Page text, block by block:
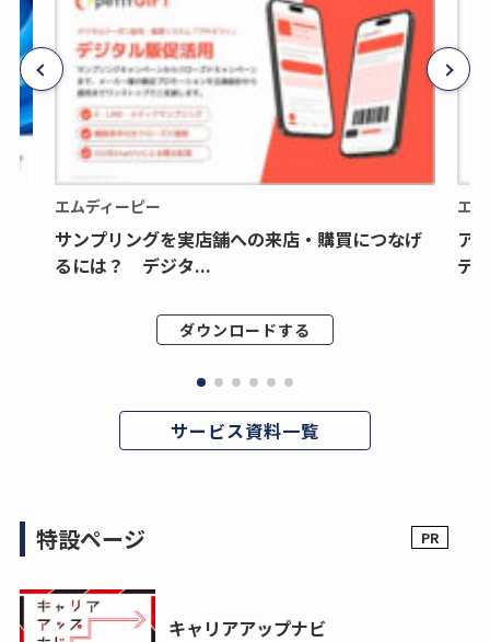
エムディーピー
サンプリングを実店舗への来店・購買につなげ
るには？ デジタ...
ダウンロードする
エ
ア
デ
サービス資料一覧
特設ページ
キャリアアップナビ